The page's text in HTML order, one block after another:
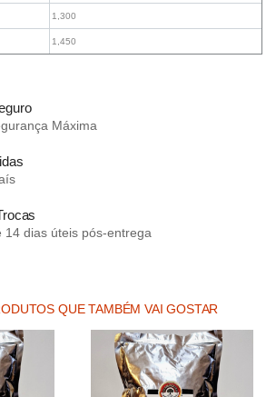
1,300
1,450
Máxima
14 dias úteis pós-entrega
QUE TAMBÉM VAI GOSTAR